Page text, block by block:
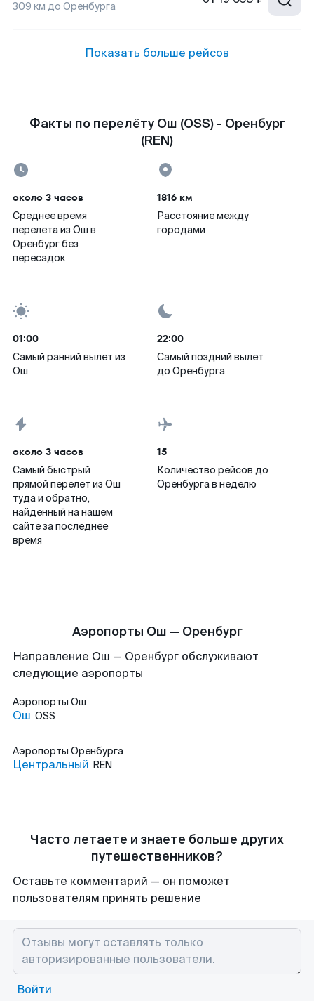
309 км до Оренбурга
Показать больше рейсов
Факты по перелёту Ош (OSS) - Оренбург
(REN)
около 3 часов
Среднее время
перелета из Ош в
Оренбург без
пересадок
1816 км
Расстояние между
городами
01:00
Самый ранний вылет из
Ош
22:00
Самый поздний вылет
до Оренбурга
около 3 часов
Самый быстрый
прямой перелет из Ош
туда и обратно,
найденный на нашем
сайте за последнее
время
15
Количество рейсов до
Оренбурга в неделю
Аэропорты Ош — Оренбург
Направление Ош — Оренбург обслуживают
следующие аэропорты
Аэропорты Ош
Ош OSS
Аэропорты Оренбурга
Центральный REN
Часто летаете и знаете больше других
путешественников?
Оставьте комментарий — он поможет
пользователям принять решение
Войти